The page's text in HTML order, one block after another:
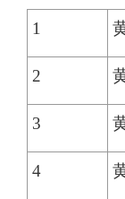
1
2
3
4